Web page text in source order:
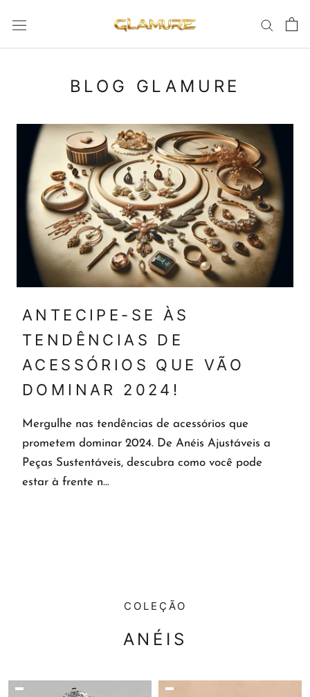
BLOG GLAMURE
ANTECIPE-SE ÀS
TENDÊNCIAS DE
ACESSÓRIOS QUE VÃO
DOMINAR 2024!
Mergulhe nas tendências de acessórios que
prometem dominar 2024. De Anéis Ajustáveis a
Peças Sustentáveis, descubra como você pode
estar à frente n...
COLEÇÃO
ANÉIS